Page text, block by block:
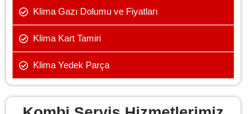
Klima Gazı Dolumu ve Fiyatları
Klima Kart Tamiri
Klima Yedek Parça